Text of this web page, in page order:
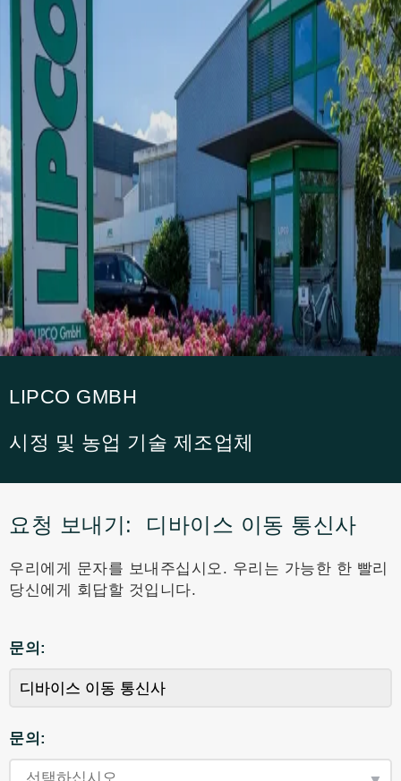
LIPCO GMBH
시정 및 농업 기술 제조업체
요청 보내기: 디바이스 이동 통신사
우리에게 문자를 보내주십시오. 우리는 가능한 한 빨리
당신에게 회답할 것입니다.
문의:
문의: